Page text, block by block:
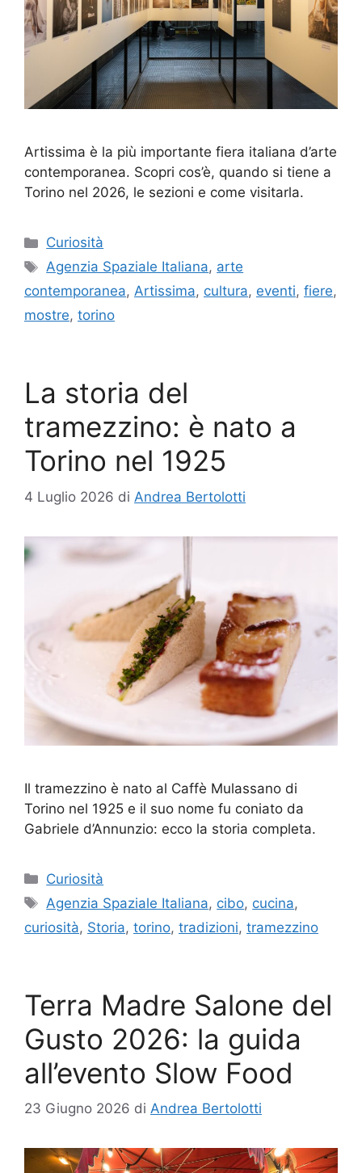
Artissima è la più importante fiera italiana d’arte
contemporanea. Scopri cos’è, quando si tiene a
Torino nel 2026, le sezioni e come visitarla.
Categorie
Curiosità
Tag
Agenzia Spaziale Italiana, arte
contemporanea, Artissima, cultura, eventi, fiere,
mostre, torino
La storia del
tramezzino: è nato a
Torino nel 1925
4 Luglio 2026 di Andrea Bertolotti
Il tramezzino è nato al Caffè Mulassano di
Torino nel 1925 e il suo nome fu coniato da
Gabriele d’Annunzio: ecco la storia completa.
Categorie
Curiosità
Tag
Agenzia Spaziale Italiana, cibo, cucina,
curiosità, Storia, torino, tradizioni, tramezzino
Terra Madre Salone del
Gusto 2026: la guida
all’evento Slow Food
23 Giugno 2026 di Andrea Bertolotti